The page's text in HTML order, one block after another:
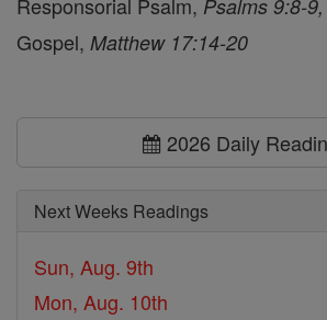
Responsorial Psalm, Psalms 9:8-
Gospel, Matthew 17:14-20
2026 Daily
Next Weeks Readings
Sun, Aug. 9th
Mon, Aug. 10th